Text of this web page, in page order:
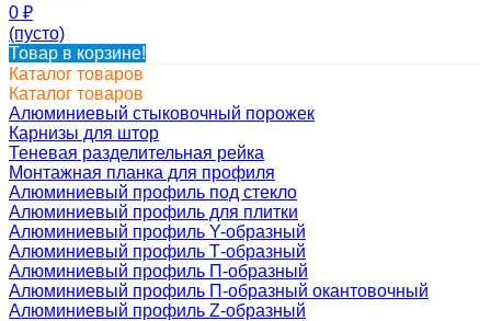
0 ₽
(пусто)
Товар в корзине!
Каталог товаров
Каталог товаров
Алюминиевый стыковочный порожек
Карнизы для штор
Теневая разделительная рейка
Монтажная планка для профиля
Алюминиевый профиль под стекло
Алюминиевый профиль для плитки
Алюминиевый профиль Y-образный
Алюминиевый профиль Т-образный
Алюминиевый профиль П-образный
Алюминиевый профиль П-образный окантовочный
Алюминиевый профиль Z-образный